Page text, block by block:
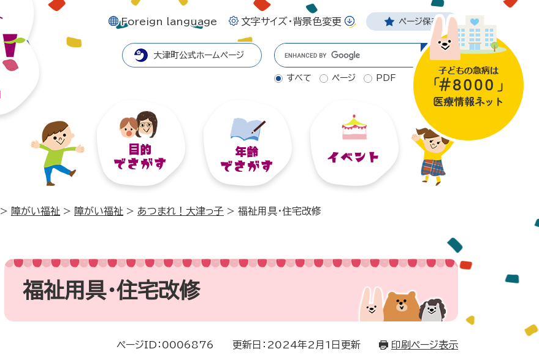
Foreign language 文字サイズ・背景色変更 ページ保存
大津町公式ホームページ
Googleカスタム検索
すべて ページ PDF
> 障がい福祉 > 障がい福祉 > あつまれ！大津っ子 > 福祉用具・住宅改修
本
福祉用具・住宅改修
ページID：0006876 更新日：2024年2月1日更新 印刷ページ表示